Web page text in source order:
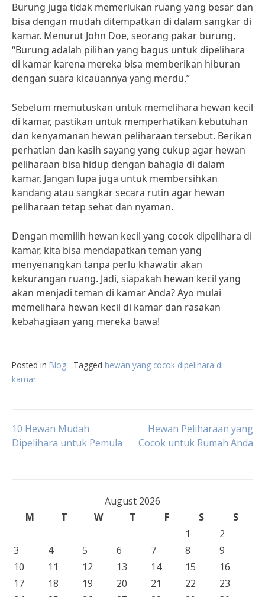
Burung juga tidak memerlukan ruang yang besar dan
bisa dengan mudah ditempatkan di dalam sangkar di
kamar. Menurut John Doe, seorang pakar burung,
“Burung adalah pilihan yang bagus untuk dipelihara
di kamar karena mereka bisa memberikan hiburan
dengan suara kicauannya yang merdu.”
Sebelum memutuskan untuk memelihara hewan kecil
di kamar, pastikan untuk memperhatikan kebutuhan
dan kenyamanan hewan peliharaan tersebut. Berikan
perhatian dan kasih sayang yang cukup agar hewan
peliharaan bisa hidup dengan bahagia di dalam
kamar. Jangan lupa juga untuk membersihkan
kandang atau sangkar secara rutin agar hewan
peliharaan tetap sehat dan nyaman.
Dengan memilih hewan kecil yang cocok dipelihara di
kamar, kita bisa mendapatkan teman yang
menyenangkan tanpa perlu khawatir akan
kekurangan ruang. Jadi, siapakah hewan kecil yang
akan menjadi teman di kamar Anda? Ayo mulai
memelihara hewan kecil di kamar dan rasakan
kebahagiaan yang mereka bawa!
Posted in Blog Tagged hewan yang cocok dipelihara di
kamar
Post
10 Hewan Mudah
Dipelihara untuk Pemula
Hewan Peliharaan yang
Cocok untuk Rumah Anda
August 2026
M
T W T F S
S
1
2
3
4 5 6 7 8
9
10
11 12 13 14 15
16
17
18 19 20 21 22
23